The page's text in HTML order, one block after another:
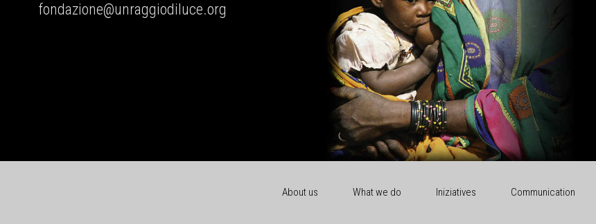
fondazione@unraggiodiluce.org
About us What we do Iniziatives Communication